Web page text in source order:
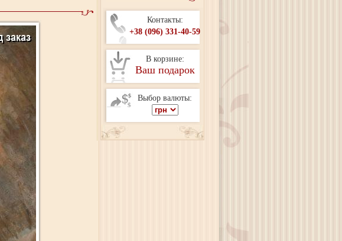
Контакты:
+38 (096) 331-40-59
В корзине:
Ваш подарок
Выбор валюты: